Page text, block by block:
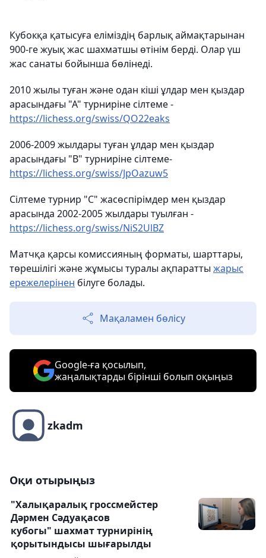
Кубокқа қатысуға еліміздің барлық аймақтарынан
900-ге жуық жас шахматшы өтінім берді. Олар үш
жас санаты бойынша бөлінеді.
2010 жылы туған және одан кіші ұлдар мен қыздар
арасындағы "А" турниріне сілтеме -
https://lichess.org/swiss/QO22eaks
2006-2009 жылдары туған ұлдар мен қыздар
арасындағы "В" турниріне сілтеме-
https://lichess.org/swiss/JpOazuw5
Сілтеме турнир "С" жасөспірімдер мен қыздар
арасында 2002-2005 жылдары туылған -
https://lichess.org/swiss/NiS2UlBZ
Матчқа қарсы комиссияның форматы, шарттары,
төрешілігі және жұмысы туралы ақпаратты жарыс
ережелерінен білуге болады.
Мақаламен бөлісу
Google-ға қосылып,
жаңалықтарды бірінші болып оқыңыз
zkadm
Оқи отырыңыз
"Халықаралық гроссмейстер
Дәрмен Сәдуақасов
кубогы" шахмат турнирінің
қорытындысы шығарылды